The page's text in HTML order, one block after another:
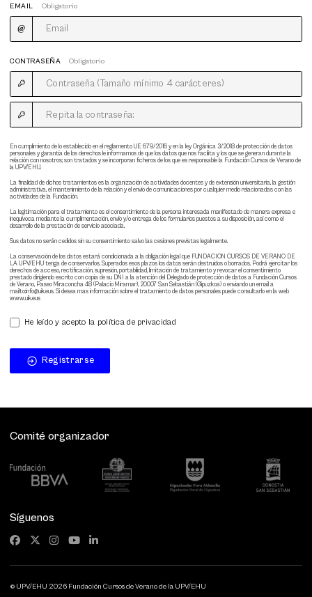
EMAIL Obligatorio
CONTRASEÑA Obligatorio
En cumplimiento de lo establecido en el reglamento UE 679/2016 y en la ley Orgánica 3/2018 de protección de datos
personales y garantía de los derechos le informamos de que los datos que nos facilita y los que se generan durante la
relación con nosotros; son tratados y se incorporan ficheros de los que es responsable la Fundación Cursos de Verano de
la UPV/EHU.
La finalidad de dichos tratamientos es la organización de actividades docentes y de extensión universitaria, la gestión
administrativa, el mantenimiento de la relación y el envío de comunicaciones por cualquier medio relacionadas con las
actividades de la Fundación.
La legitimación para el tratamiento es el consentimiento de la persona interesada manifestado de manera expresa e
inequívoca mediante la cumplimentación, envío y/o entrega de los formularios puestos a su disposición, así como el
desarrollo de la prestación de servicio asociada.
Sus datos no serán cedidos sin su consentimiento salvo las cesiones previstas legalmente.
La conservación de los datos estará condicionada a la obligación legal que FUNDACION CURSOS DE VERANO DE
LA UPV/EHU tenga de conservarlos. Superados esos plazos los datos serán destruidos o borrados. Podrá ejercitar los
derechos de acceso, rectificación, supresión, portabilidad, limitación de tratamiento y revocar el consentimiento
prestado dirigiendo escrito con copia de su DNI a la atención del Delegado de protección de datos a Fundación Cursos
de Verano, Paseo Miraconcha 48 (Palacio Miramar), 20007 San Sebastián (Gipuzkoa) o enviando un email a
mailto:info@uik.eus. Si desea mas información sobre el tratamiento de datos personales puede consultarlo en la web
www.uik.eus
He leído y acepto la política de privacidad
Registrarse
Comité organizador
Síguenos
© UPV/EHU 2026 Fundación Cursos de Verano de la UPV/EHU